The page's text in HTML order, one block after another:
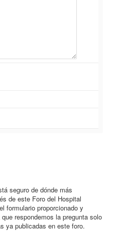
seguro de dónde más
de este Foro del Hospital
formulario proporcionado y
respondemos la pregunta solo
ya publicadas en este foro.